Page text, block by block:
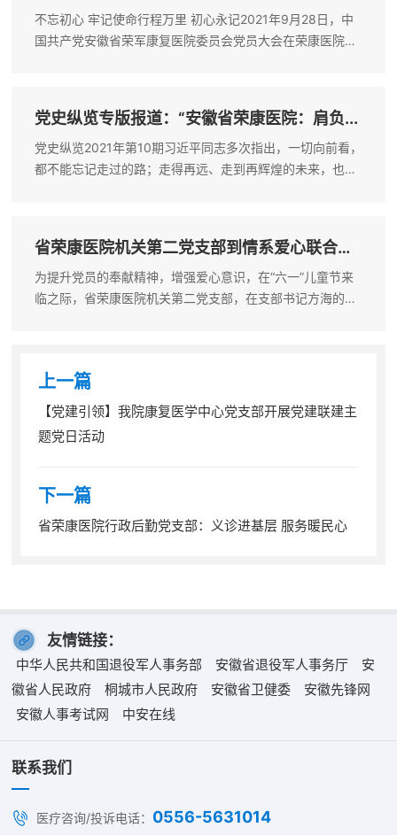
不忘初心 牢记使命行程万里 初心永记2021年9月28日，中
国共产党安徽省荣军康复医院委员会党员大会在荣康医院活
党史纵览专版报道：“安徽省荣康医院：肩负...
党史纵览2021年第10期习近平同志多次指出，一切向前看，
都不能忘记走过的路；走得再远、走到再辉煌的未来，也不
省荣康医院机关第二党支部到情系爱心联合
为提升党员的奉献精神，增强爱心意识，在“六一”儿童节来
临之际，省荣康医院机关第二党支部，在支部书记方海的倡
上一篇
【党建引领】我院康复医学中心党支部开展党建联建主
题党日活动
下一篇
省荣康医院行政后勤党支部：义诊进基层 服务暖民心​
友情链接：
中华人民共和国退役军人事务部 安徽省退役军人事务厅
安
徽省人民政府
桐城市人民政府 安徽省卫健委
安徽先锋网
安徽人事考试网
中安在线
联系我们
医疗咨询/投诉电话： 0556-5631014